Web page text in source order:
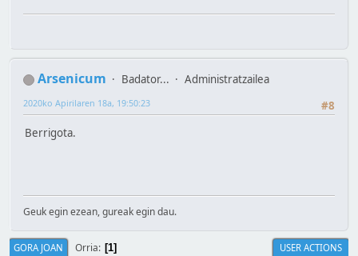
Arsenicum Badator...
Administratzailea
#8
2020ko Apirilaren 18a, 19:50:23
Berrigota.
Geuk egin ezean, gureak egin dau.
GORA JOAN Orria 1 USER ACTIONS